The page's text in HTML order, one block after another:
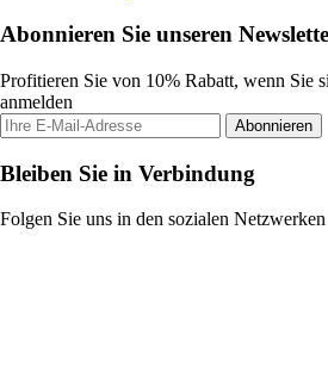
Abonnieren Sie unseren
Profitieren Sie von 10% Rabatt, wenn Sie
anmelden
Abonnieren
Bleiben Sie in Verbindung
Folgen Sie uns in den sozialen Netzwerken